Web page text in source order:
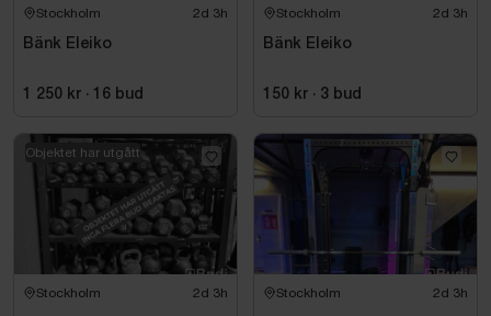
Stockholm 2d 3h
Bänk Eleiko
1 250 kr · 16 bud
Stockholm 2d 3h
Bänk Eleiko
150 kr · 3 bud
Stockholm 2d 3h
Objektet har utgått
Stockholm 2d 3h